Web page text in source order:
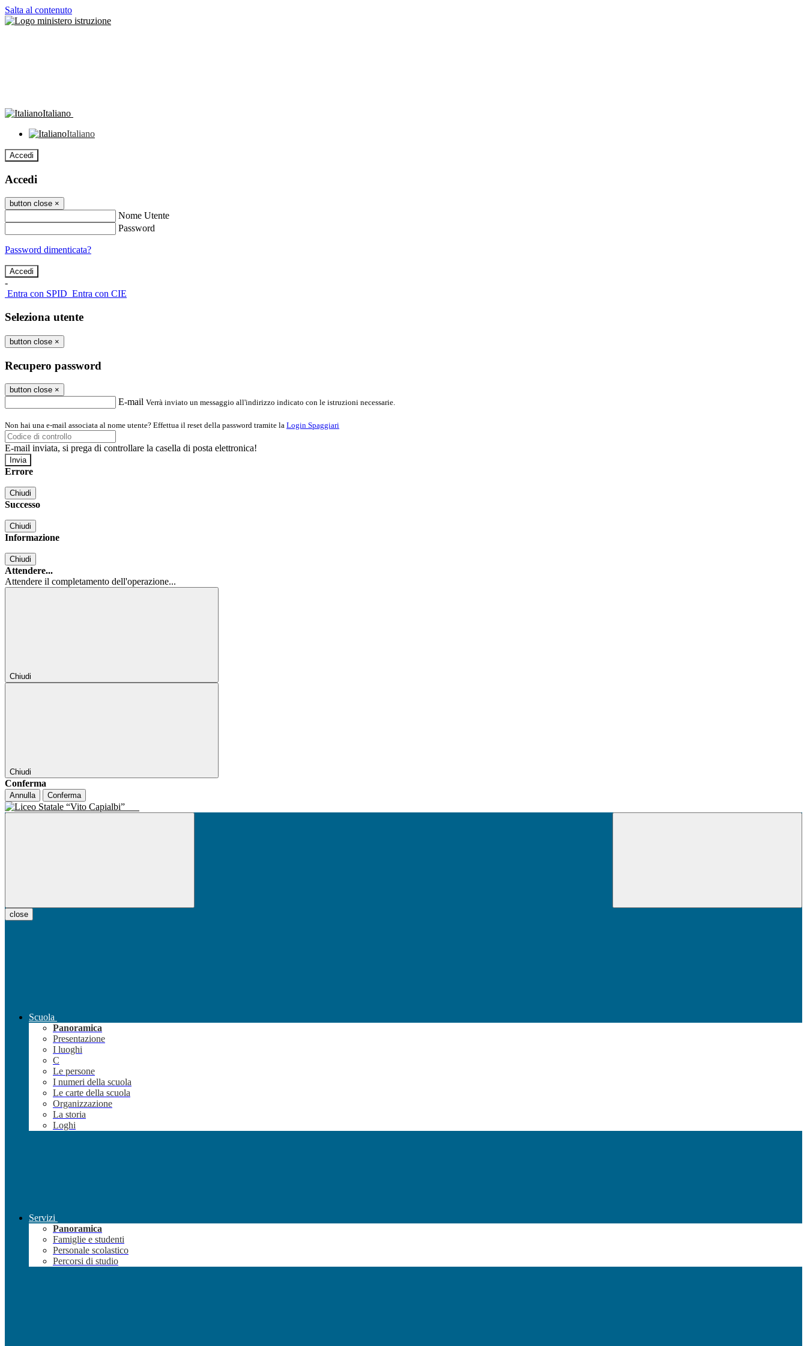
Salta al contenuto
Italiano
Italiano
Accedi
Accedi
button close ×
Nome Utente
Password
Password dimenticata?
-
Entra con SPID Entra con CIE
Seleziona utente
button close ×
Recupero password
button close ×
E-mail Verrà inviato un messaggio all'indirizzo indicato con le istruzioni necessarie.
Non hai una e-mail associata al nome utente? Effettua il reset della password tramite la Login Spaggiari
E-mail inviata, si prega di controllare la casella di posta elettronica!
Errore
Chiudi
Successo
Chiudi
Informazione
Chiudi
Attendere...
Attendere il completamento dell'operazione...
Chiudi
Chiudi
Conferma
Annulla Conferma
close
Scuola
Panoramica
Presentazione
I luoghi
C
Le persone
I numeri della scuola
Le carte della scuola
Organizzazione
La storia
Loghi
Servizi
Panoramica
Famiglie e studenti
Personale scolastico
Percorsi di studio